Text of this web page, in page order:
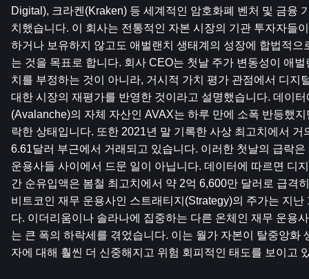
Digital), 크라켄(Kraken) 등 세계적인 암호화폐 벤처 및 금융
치했습니다. 이 회사는 전통적인 자본 시장의 기관 투자자들
하거나 보유하지 않고도 애벌랜치 생태계의 성장에 합법적으
는 것을 목표로 합니다. 회사 CEO는 첫날 주가 변동성이 애
치를 부정하는 것이 아니라, 거시적 가치 평가 관점에서 디지
대한 시장의 재평가를 반영한 ​​것이라고 설명했습니다. 데이
(Avalanche)의 자체 자산인 AVAX는 하루 만에 소폭 반등했
락한 상태입니다. 또한 2021년 말 기록한 사상 최고치에서 거
6.61달러 부근에서 거래되고 있습니다. 이러한 첫날의 급락
운용사들 사이에서 드문 일이 아닙니다. 데이터에 따르면 디
간 순유입액은 봄철 최고치에서 약 2억 6,600만 달러로 급격
비트코인 ​​재무 운용사인 스트래티지(Strategy)의 주가는 지
다. 이더리움이나 솔라나에 집중하는 다른 온체인 재무 운용
는 큰 폭의 하락세를 겪었습니다. 이는 월가 자본이 탈중앙화
자에 대해 훨씬 더 신중해지고 위험 회피적인 태도를 보이고